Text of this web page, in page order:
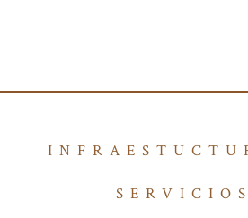
SERVICIOS